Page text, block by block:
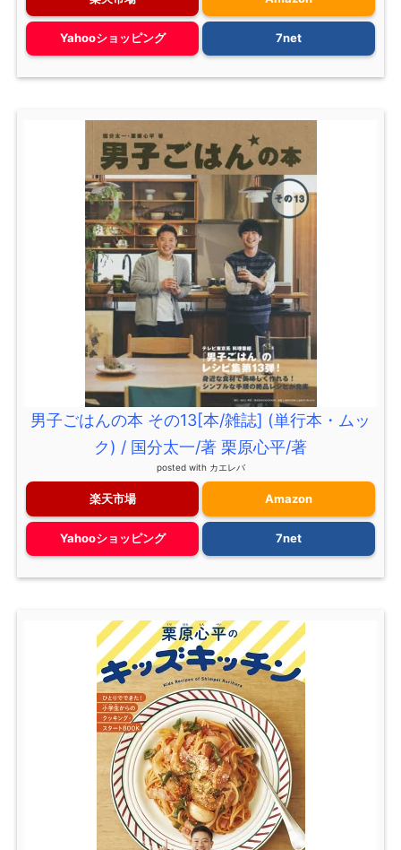
Yahooショッピング 7net
男子ごはんの本 その13[本/雑誌] (単行本・ムッ
ク) / 国分太一/著 栗原心平/著
posted with カエレバ
楽天市場 Amazon
Yahooショッピング 7net